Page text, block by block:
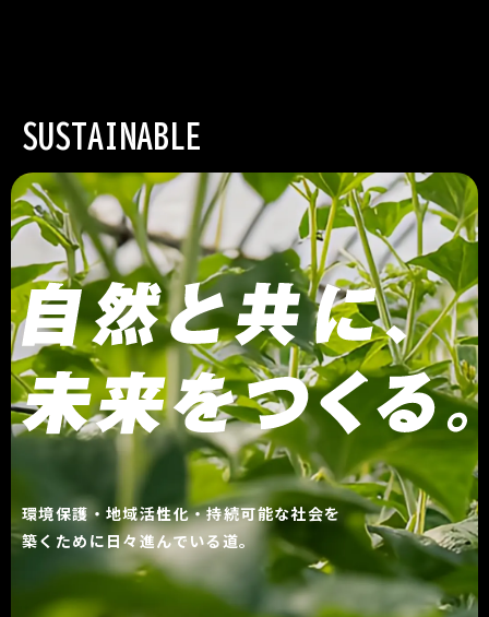
SUSTAINABLE
環境保護・地域活性化・持続可能な社会を
築くために日々進んでいる道。